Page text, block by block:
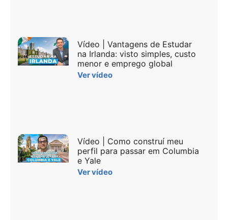
Vídeo | Vantagens de Estudar
na Irlanda: visto simples, custo
menor e emprego global
Ver vídeo
Vídeo | Como construí meu
perfil para passar em Columbia
e Yale
Ver vídeo